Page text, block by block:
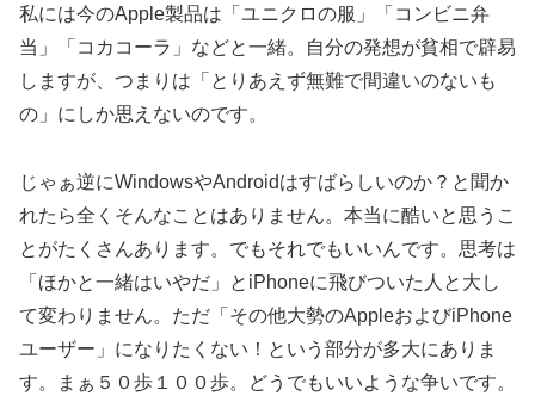
私には今のApple製品は「ユニクロの服」「コンビニ弁
当」「コカコーラ」などと一緒。自分の発想が貧相で辟易
しますが、つまりは「とりあえず無難で間違いのないも
の」にしか思えないのです。
じゃぁ逆にWindowsやAndroidはすばらしいのか？と聞か
れたら全くそんなことはありません。本当に酷いと思うこ
とがたくさんあります。でもそれでもいいんです。思考は
「ほかと一緒はいやだ」とiPhoneに飛びついた人と大し
て変わりません。ただ「その他大勢のAppleおよびiPhone
ユーザー」になりたくない！という部分が多大にありま
す。まぁ５０歩１００歩。どうでもいいような争いです。